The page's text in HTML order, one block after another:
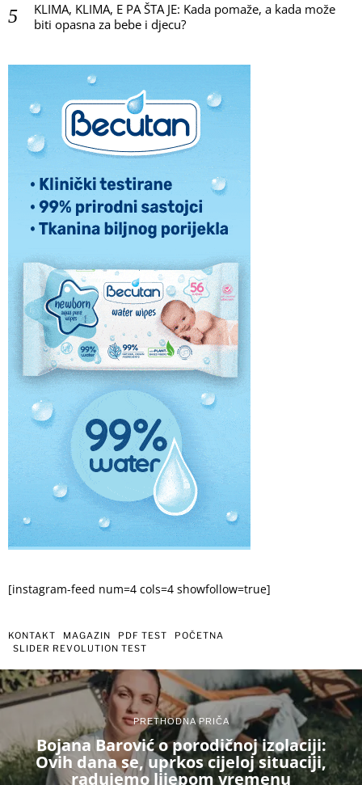
KLIMA, KLIMA, E PA ŠTA JE: Kada pomaže, a kada može
biti opasna za bebe i djecu?
[instagram-feed num=4 cols=4 showfollow=true]
KONTAKT MAGAZIN PDF TEST
POČETNA
SLIDER REVOLUTION TEST
PRETHODNA PRIČA
Bojana Barović o porodičnoj izolaciji:
Ovih dana se, uprkos cijeloj situaciji,
radujemo lijepom vremenu